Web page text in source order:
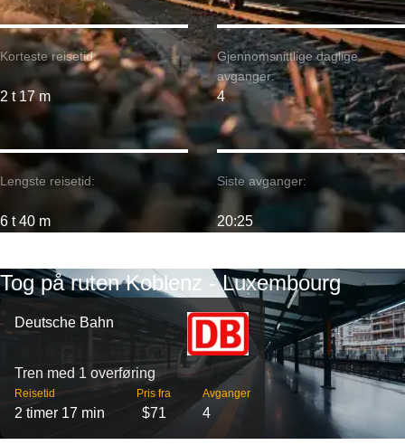
Korteste reisetid:
2 t 17 m
Lengste reisetid:
6 t 40 m
Gjennomsnittlige daglige
avganger:
4
Siste avganger:
20:25
Tog på ruten Koblenz - Luxembourg
Deutsche Bahn
Tren med 1 overføring
Reisetid
2 timer 17 min
Pris fra
$71
Avganger
4